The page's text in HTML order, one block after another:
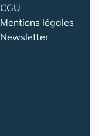
CGU
Mentions légales
Newsletter